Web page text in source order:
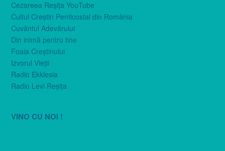
Cezareea Reşiţa YouTube
Cultul Creştin Penticostal din România
Cuvântul Adevărului
Din inimă pentru tine
Foaia Creştinului
Izvorul Vieţii
Radio Ekklesia
Radio Levi Reşiţa
VINO CU NOI !